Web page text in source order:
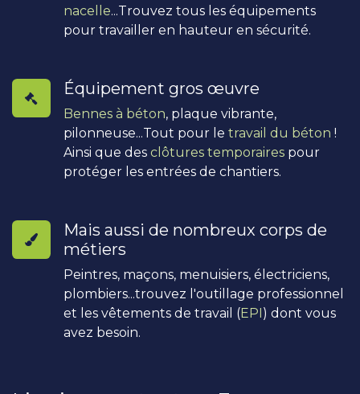
nacelle...Trouvez tous les équipements
pour travailler en hauteur en sécurité.
Équipement gros œuvre
Bennes à béton, plaque vibrante,
pilonneuse...Tout pour le travail du béton !
Ainsi que des clôtures temporaires pour
protéger les entrées de chantiers.
Mais aussi de nombreux corps de
métiers
Peintres, maçons, menuisiers, électriciens,
plombiers...trouvez l'outillage professionnel
et les vêtements de travail (EPI) dont vous
avez besoin.